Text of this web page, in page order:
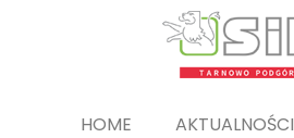
HOME AKTUALNOŚCI